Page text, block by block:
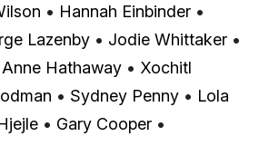
• Hannah Einbinder •
Lazenby • Jodie Whittaker •
Anne Hathaway • Xochitl
• Sydney Penny • Lola
• Gary Cooper •